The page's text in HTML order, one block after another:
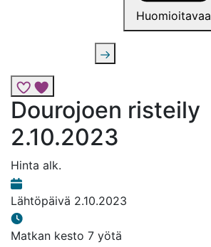
Huomioitavaa
Lisää risteily suosikkeihin
Dourojoen risteily
2.10.2023
Hinta alk.
Lähtöpäivä 2.10.2023
Matkan kesto 7 yötä